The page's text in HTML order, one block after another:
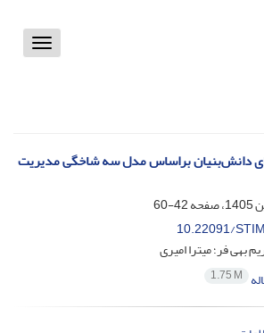
Toggle
دانش‌بنیان براساس مدل سه شاخگی مدیریت
42-60
10.22091/
بهی فر؛ میترا امیری
1.75 M